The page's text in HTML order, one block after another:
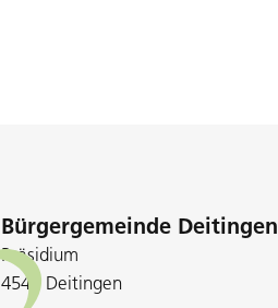
Bürgergemeinde Deitingen
Präsidium
4543 Deitingen